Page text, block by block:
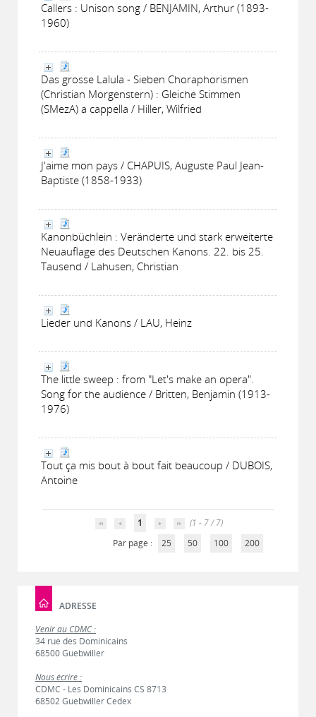
Callers : Unison song / BENJAMIN, Arthur (1893-
1960)
Das grosse Lalula - Sieben Choraphorismen
(Christian Morgenstern) : Gleiche Stimmen
(SMezA) a cappella / Hiller, Wilfried
J'aime mon pays / CHAPUIS, Auguste Paul Jean-
Baptiste (1858-1933)
Kanonbüchlein : Veränderte und stark erweiterte
Neuauflage des Deutschen Kanons. 22. bis 25.
Tausend / Lahusen, Christian
Lieder und Kanons / LAU, Heinz
The little sweep : from "Let's make an opera".
Song for the audience / Britten, Benjamin (1913-
1976)
Tout ça mis bout à bout fait beaucoup / DUBOIS,
Antoine
1
(1 - 7 / 7)
Par page :
25 50 100 200
ADRESSE
Venir au CDMC :
34 rue des Dominicains
68500 Guebwiller
Nous écrire :
CDMC - Les Dominicains CS 8713
68502 Guebwiller Cedex